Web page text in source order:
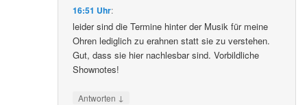
16:51 Uhr:
leider sind die Termine hinter der Musik für meine
Ohren lediglich zu erahnen statt sie zu verstehen.
Gut, dass sie hier nachlesbar sind. Vorbildliche
Shownotes!
Antworten ↓